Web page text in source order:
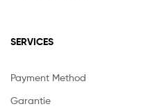
SERVICES
Payment Method
Garantie